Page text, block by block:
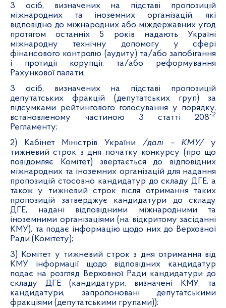
3 осіб, визначених на підставі пропозицій
міжнародних та іноземних організацій, які
відповідно до міжнародних або міждержавних угод
протягом останніх 5 років надають Україні
міжнародну технічну допомогу у сфері
фінансового контролю (аудиту) та/або запобігання
і протидії корупції, та/або реформування
Рахункової палати;
3 осіб, визначених на підставі пропозицій
депутатських фракцій (депутатських груп) за
підсумками рейтингового голосування у порядку,
встановленому частиною 3 статті 208-2
Регламенту;
2) Кабінет Міністрів України /далі – КМУ/у
тижневий строк з дня початку конкурсу (про що
повідомляє Комітет) звертається до відповідних
міжнародних та іноземних організацій для надання
пропозицій стосовно кандидатур до складу ДГЕ, а
також у тижневий строк після отримання таких
пропозицій затверджує кандидатури до складу
ДГЕ, надані відповідними міжнародними та
іноземними організаціями (на відкритому засіданні
КМУ), та подає інформацію щодо них до Верховної
Ради (Комітету);
3) Комітет у тижневий строк з дня отримання від
КМУ інформації щодо відповідних кандидатур
подає на розгляд Верховної Ради кандидатури до
складу ДГЕ (кандидатури, визначені КМУ, та
кандидатури, запропоновані депутатськими
фракціями (депутатськими групами));